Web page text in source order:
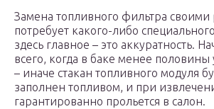
Замена топливного фильтра своими
потребует какого-либо
здесь главное – это аккуратность.
всего, когда в баке менее
– иначе стакан топливного модуля
заполнен топливом, и при
гарантированно прольется в салон.